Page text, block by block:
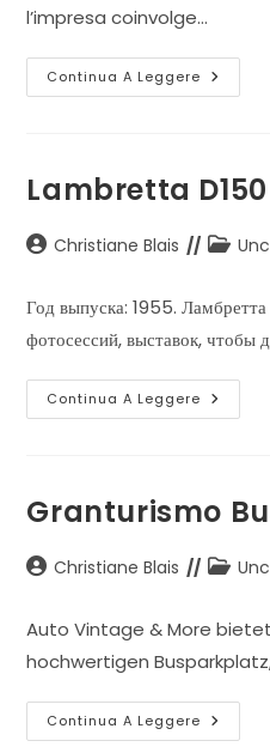
l’impresa coinvolge…
Continua A Leggere
Catering
Lambretta
AutoreChristiane Blais
Год выпуска: 1955.
фотосессий, выставок, чтобы
Continua A Leggere
D150
Granturismo
AutoreChristiane Blais
Auto Vintage & More
hochwertigen
Continua A Leggere
Bus